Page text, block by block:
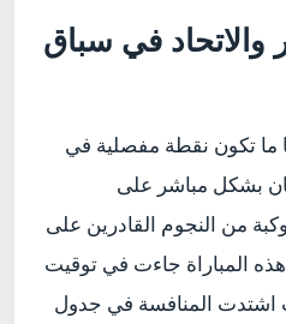
والاتحاد في سباق
ما تكون نقطة مفصلية في
بشكل مباشر على
من النجوم القادرين على
المباراة جاءت في توقيت
المنافسة في جدول